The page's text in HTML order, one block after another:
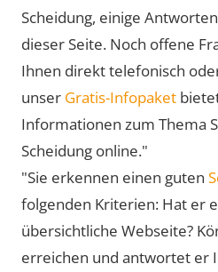
Scheidung, einige
dieser Seite. Noch offene
Ihnen direkt telefonisch
unser Gratis-Infopaket
Informationen zum Thema
Scheidung online."
"Sie erkennen einen guten
folgenden Kriterien: Hat er
übersichtliche Webseite?
erreichen und antwortet er